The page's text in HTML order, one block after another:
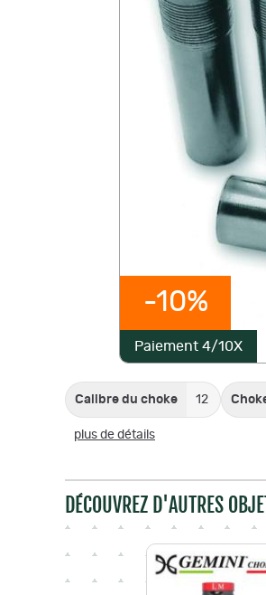
-10%
Paiement 4/10X
Calibre du choke 12
plus de détails
DÉCOUVREZ D'AUTRES